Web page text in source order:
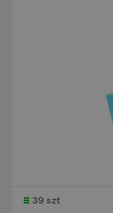
39 szt